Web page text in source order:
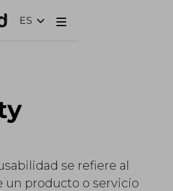
ES
se refiere al
un producto o servicio